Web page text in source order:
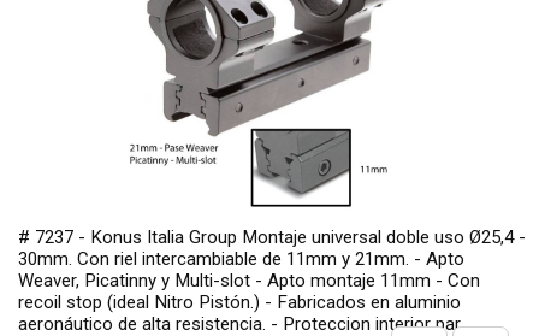
# 7237 - Konus Italia Group Montaje universal doble uso Ø25,4 -
30mm. Con riel intercambiable de 11mm y 21mm. - Apto
Weaver, Picatinny y Multi-slot - Apto montaje 11mm - Con
recoil stop (ideal Nitro Pistón.) - Fabricados en aluminio
aeronáutico de alta resistencia. - Proteccion interior par...